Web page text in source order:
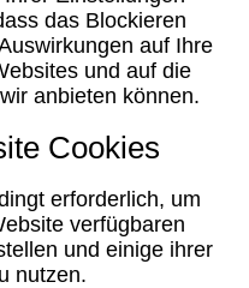
das Blockieren
auf Ihre
und auf die
anbieten können.
Cookies
erforderlich, um
verfügbaren
und einige ihrer
nutzen.